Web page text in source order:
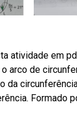
atividade em
arco de
da
Formado